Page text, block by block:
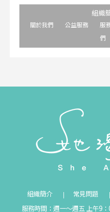
組織
關於我們 公益服務 服
們
組織簡介 常見問題
服務時間：週一～週五 上午9